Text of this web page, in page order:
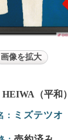
画像を拡大
HEIWA（平和）
： ミズテツオ